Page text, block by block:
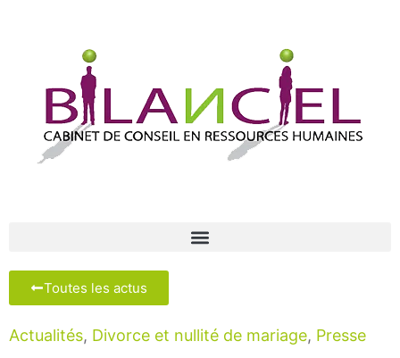
Toutes les actus
Actualités, Divorce et nullité de mariage, Presse